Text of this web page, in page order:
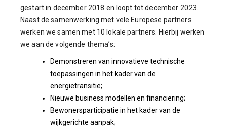
gestart in december 2018 en loopt tot december 2023.
Naast de samenwerking met vele Europese partners
werken we samen met 10 lokale partners. Hierbij werken
we aan de volgende thema’s:
Demonstreren van innovatieve technische
toepassingen in het kader van de
energietransitie;
Nieuwe business modellen en financiering;
Bewonersparticipatie in het kader van de
wijkgerichte aanpak;